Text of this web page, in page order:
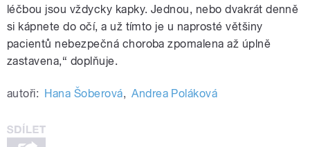
léčbou jsou vždycky kapky. Jednou, nebo dvakrát denně
si kápnete do očí, a už tímto je u naprosté většiny
pacientů nebezpečná choroba zpomalena až úplně
zastavena,“ doplňuje.
autoři: Hana Šoberová, Andrea Poláková